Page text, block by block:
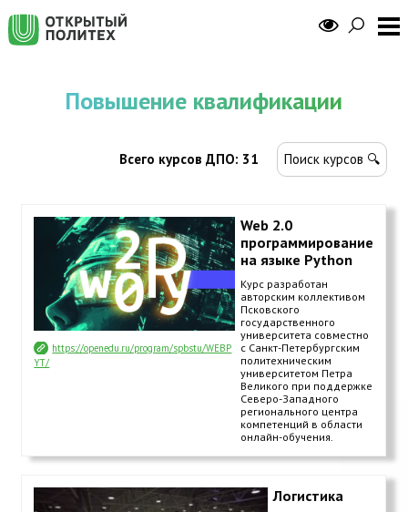
Повышение квалификации
Всего курсов ДПО: 31 Поиск курсов 🔍
https://openedu.ru/program/spbstu/WEBP
YT/
Web 2.0
программирование
на языке Python
Курс разработан
авторским коллективом
Псковского
государственного
университета совместно
с Санкт-Петербургским
политехническим
университетом Петра
Великого при поддержке
Северо-Западного
регионального центра
компетенций в области
онлайн-обучения.
Логистика